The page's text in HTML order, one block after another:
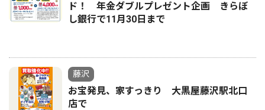
ド！ 年金ダブルプレゼント企画 きらぼ
し銀行で11月30日まで
藤沢
お宝発見、家すっきり 大黒屋藤沢駅北口
店で